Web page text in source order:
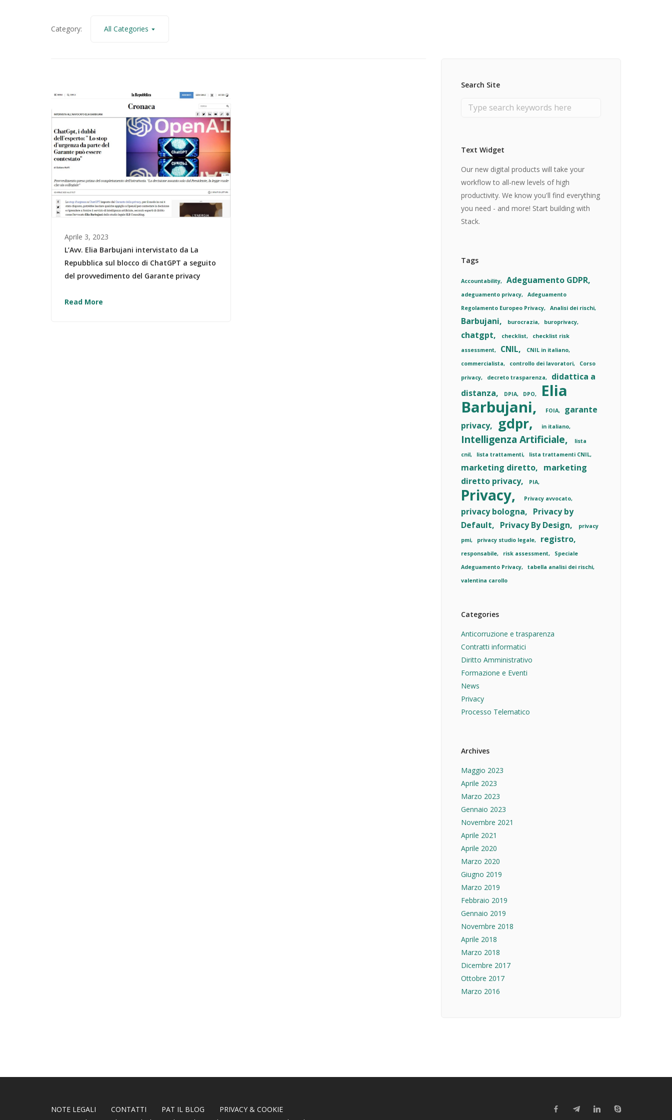
Category: All Categories
Aprile 3, 2023
L’Avv. Elia Barbujani intervistato da La
Repubblica sul blocco di ChatGPT a seguito
del provvedimento del Garante privacy
Read More
Search Site
Text Widget
Our new digital products will take your
workflow to all-new levels of high
productivity. We know you'll find everything
you need - and more! Start building with
Stack.
Tags
Accountability Adeguamento GDPR
adeguamento privacy
Adeguamento
Regolamento Europeo Privacy
Analisi dei rischi
Barbujani burocrazia buroprivacy
chatgpt checklist
checklist risk
assessment
CNIL
CNIL in italiano
commercialista
controllo dei lavoratori
Corso
privacy
decreto trasparenza
didattica a
distanza
DPIA DPO
Elia
Barbujani
FOIA
garante
privacy
gdpr in italiano
Intelligenza Artificiale
lista
cnil
lista trattamenti lista trattamenti CNIL
marketing diretto
marketing
diretto privacy
PIA
Privacy Privacy avvocato
privacy bologna
Privacy by
Default
Privacy By Design
privacy
pmi
privacy studio legale registro
responsabile risk assessment
Speciale
Adeguamento Privacy
tabella analisi dei rischi
valentina carollo
Categories
Anticorruzione e trasparenza
Contratti informatici
Diritto Amministrativo
Formazione e Eventi
News
Privacy
Processo Telematico
Archives
Maggio 2023
Aprile 2023
Marzo 2023
Gennaio 2023
Novembre 2021
Aprile 2021
Aprile 2020
Marzo 2020
Giugno 2019
Marzo 2019
Febbraio 2019
Gennaio 2019
Novembre 2018
Aprile 2018
Marzo 2018
Dicembre 2017
Ottobre 2017
Marzo 2016
NOTE LEGALI CONTATTI PAT IL BLOG
PRIVACY & COOKIE